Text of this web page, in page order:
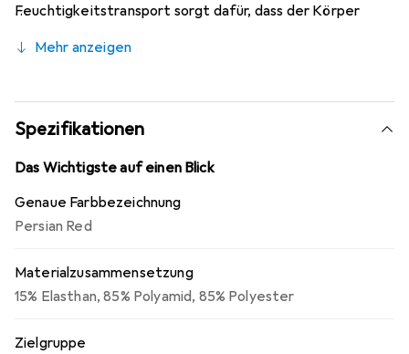
Feuchtigkeitstransport sorgt dafür, dass der Körper
Bewegung mit.
Mehr anzeigen
Spezifikationen
Das Wichtigste auf einen Blick
Genaue Farbbezeichnung
Persian Red
Materialzusammensetzung
15% Elasthan,85% Polyamid, 85% Polyester
Zielgruppe